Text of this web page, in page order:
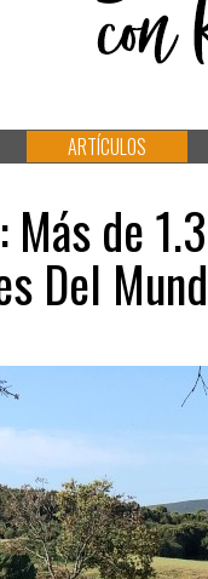
ARTÍCULOS
Más de
Del